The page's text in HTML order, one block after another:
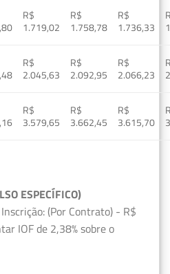
R$
1.719,02
R$
1.758,78
R$
1.736,33
R$
2.045,63
R$
2.092,95
R$
2.066,23
R$
3.579,65
R$
3.662,45
R$
3.615,70
ESPECÍFICO)
(Por Contrato) - R$
IOF de 2,38% sobre o